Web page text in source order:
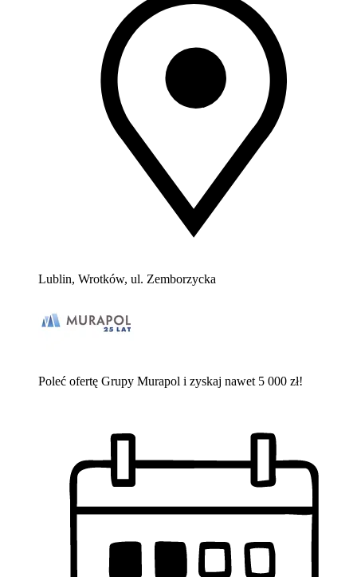
Lublin, Wrotków, ul. Zemborzycka
Poleć ofertę Grupy Murapol i zyskaj nawet 5 000 zł!